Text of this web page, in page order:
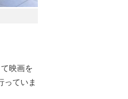
映画を
っていま